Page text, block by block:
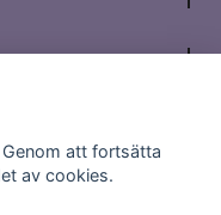
att fortsätta
av cookies.